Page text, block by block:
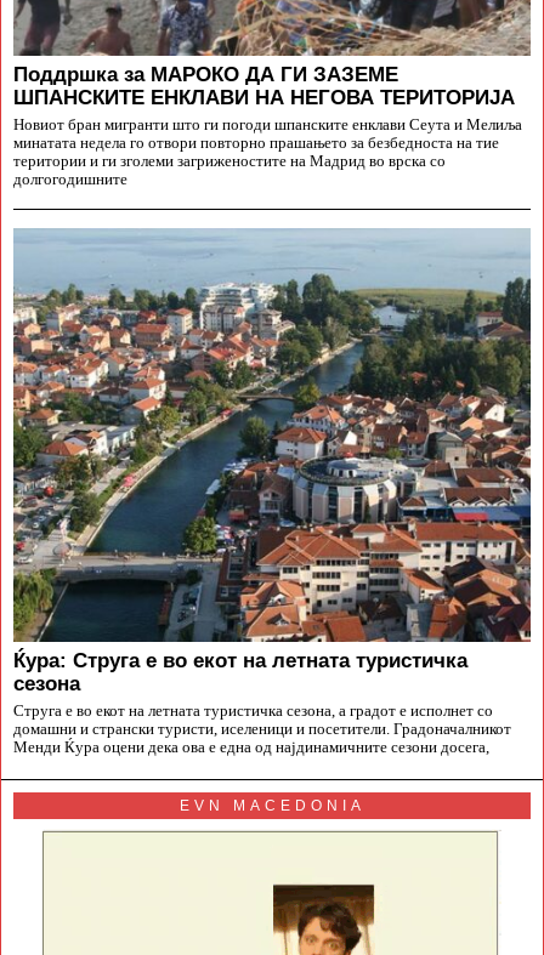
Поддршка за МАРОКО ДА ГИ ЗАЗЕМЕ
ШПАНСКИТЕ ЕНКЛАВИ НА НЕГОВА ТЕРИТОРИЈА
Новиот бран мигранти што ги погоди шпанските енклави Сеута и Мелиља
минатата недела го отвори повторно прашањето за безбедноста на тие
територии и ги зголеми загриженостите на Мадрид во врска со
долгогодишните
Ќура: Струга е во екот на летната туристичка
сезона
Струга е во екот на летната туристичка сезона, а градот е исполнет со
домашни и странски туристи, иселеници и посетители. Градоначалникот
Менди Ќура оцени дека ова е една од најдинамичните сезони досега,
EVN MACEDONIA